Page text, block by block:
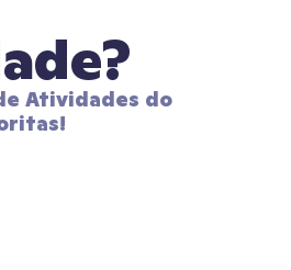
Atividades do